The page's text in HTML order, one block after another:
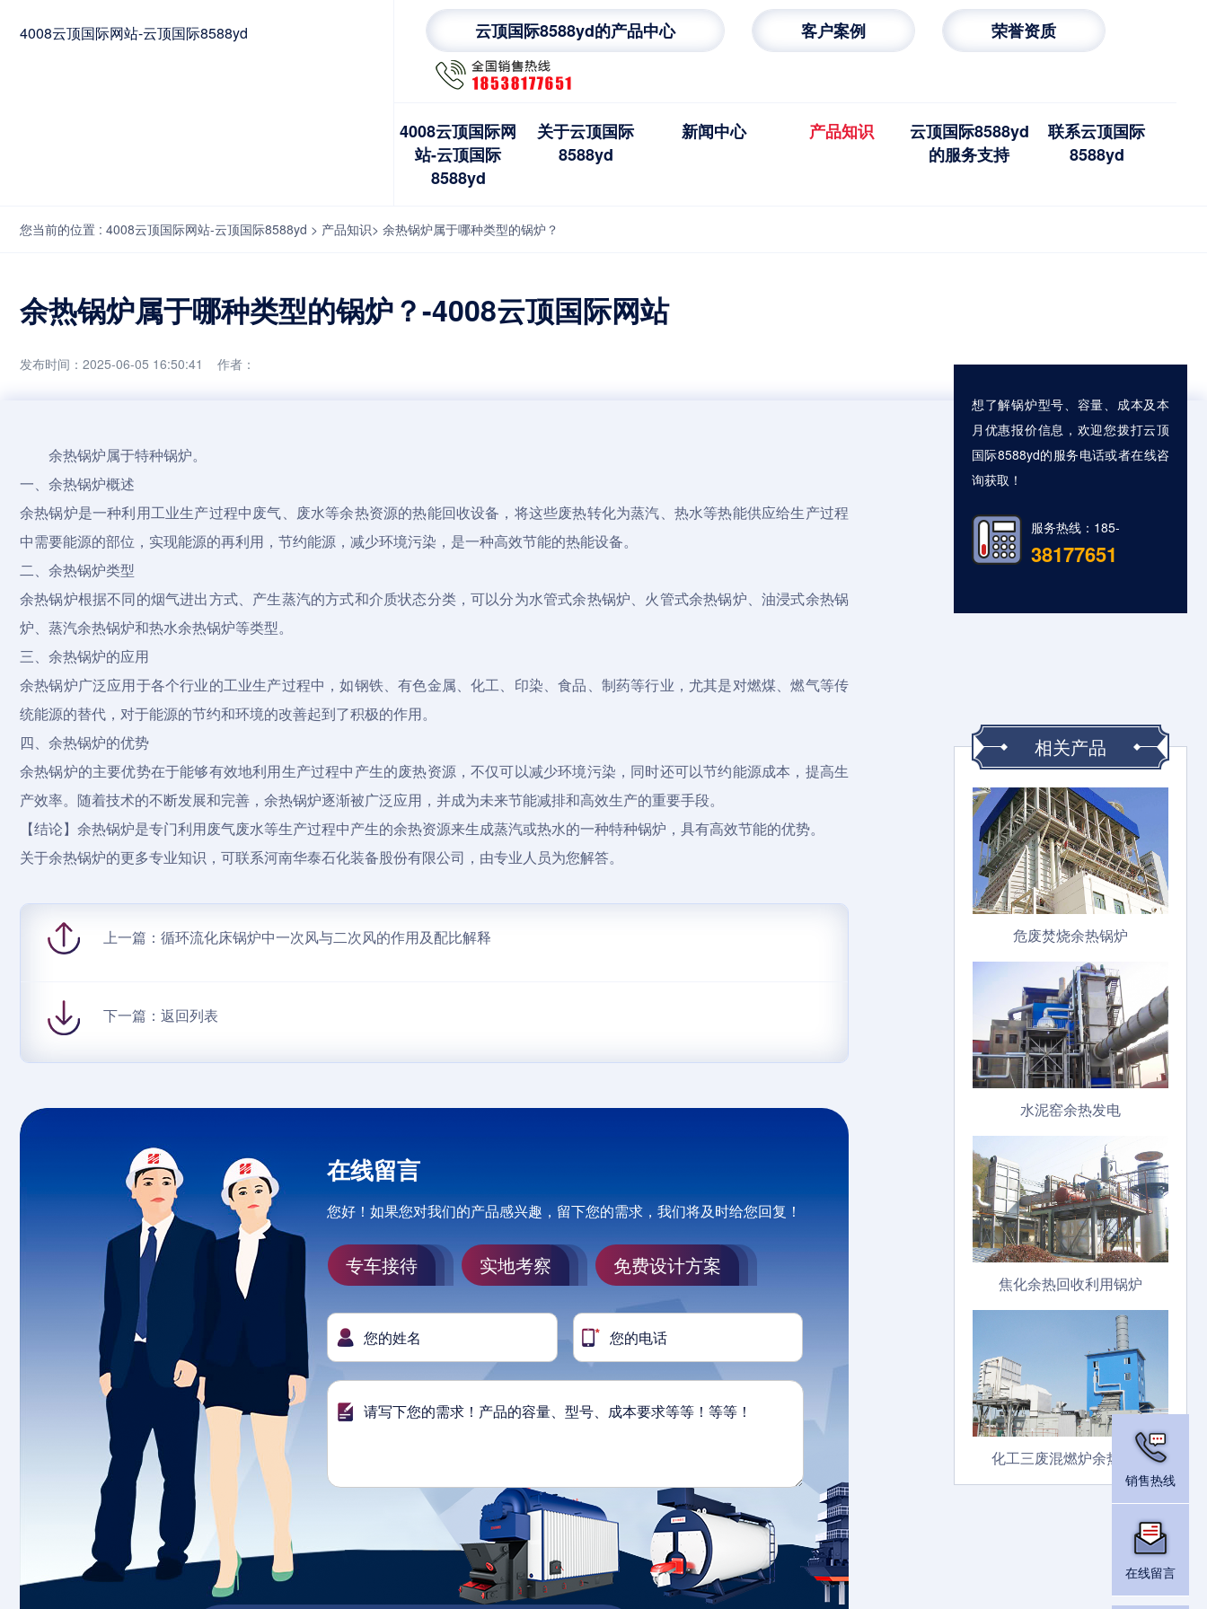
4008云顶国际网站-云顶国际8588yd 云顶国际8588yd的产品中心 客户案例 荣誉资质
4008云顶国际网
站-云顶国际
8588yd
关于云顶国际
8588yd
新闻中心 产品知识
云顶国际8588yd
的服务支持
联系云顶国际
8588yd
您当前的位置 : 4008云顶国际网站-云顶国际8588yd > 产品知识> 余热锅炉属于哪种类型的锅炉？
余热锅炉属于哪种类型的锅炉？-4008云顶国际网站
发布时间：2025-06-05 16:50:41 作者：
余热锅炉属于特种锅炉。
一、余热锅炉概述
余热锅炉是一种利用工业生产过程中废气、废水等余热资源的热能回收设备，将这些废热转化为蒸汽、热水等热能供应给生产过程
中需要能源的部位，实现能源的再利用，节约能源，减少环境污染，是一种高效节能的热能设备。
二、余热锅炉类型
余热锅炉根据不同的烟气进出方式、产生蒸汽的方式和介质状态分类，可以分为水管式余热锅炉、火管式余热锅炉、油浸式余热锅
炉、蒸汽余热锅炉和热水余热锅炉等类型。
三、余热锅炉的应用
余热锅炉广泛应用于各个行业的工业生产过程中，如钢铁、有色金属、化工、印染、食品、制药等行业，尤其是对燃煤、燃气等传
统能源的替代，对于能源的节约和环境的改善起到了积极的作用。
四、余热锅炉的优势
余热锅炉的主要优势在于能够有效地利用生产过程中产生的废热资源，不仅可以减少环境污染，同时还可以节约能源成本，提高生
产效率。随着技术的不断发展和完善，余热锅炉逐渐被广泛应用，并成为未来节能减排和高效生产的重要手段。
【结论】余热锅炉是专门利用废气废水等生产过程中产生的余热资源来生成蒸汽或热水的一种特种锅炉，具有高效节能的优势。
关于余热锅炉的更多专业知识，可联系河南华泰石化装备股份有限公司，由专业人员为您解答。
上一篇： 循环流化床锅炉中一次风与二次风的作用及配比解释
下一篇： 返回列表
在线留言
您好！如果您对我们的产品感兴趣，留下您的需求，我们将及时给您回复！
专车接待 实地考察 免费设计方案
想了解锅炉型号、容量、成本及本
月优惠报价信息，欢迎您拨打云顶
国际8588yd的服务电话或者在线咨
询获取！
服务热线：185-
38177651
相关产品
危废焚烧余热锅炉
水泥窑余热发电
焦化余热回收利用锅炉
化工三废混燃炉余热锅炉
销售热线
在线留言